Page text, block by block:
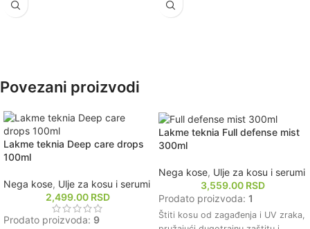
dugotrajnu čistoću i volumen.
vlasište i farbanu kosu.
Povezani proizvodi
Lakme teknia Deep care drops
100ml
Nega kose, Ulje za kosu i serumi
2,499.00 RSD
Prodato proizvoda: 9
Lakme teknia Full defense mist
300ml
Nega kose, Ulje za kosu i serumi
3,559.00 RSD
Prodato proizvoda: 1
Štiti kosu od zagađenja i UV zraka,